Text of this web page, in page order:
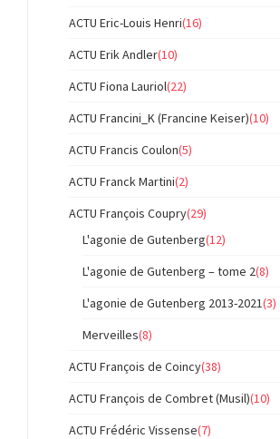
ACTU Eric-Louis Henri(16)
ACTU Erik Andler(10)
ACTU Fiona Lauriol(22)
ACTU Francini_K (Francine Keiser)(10)
ACTU Francis Coulon(5)
ACTU Franck Martini(2)
ACTU François Coupry(29)
L'agonie de Gutenberg(12)
L'agonie de Gutenberg – tome 2(8)
L'agonie de Gutenberg 2013-2021(3)
Merveilles(8)
ACTU François de Coincy(38)
ACTU François de Combret (Musil)(10)
ACTU Frédéric Vissense(7)